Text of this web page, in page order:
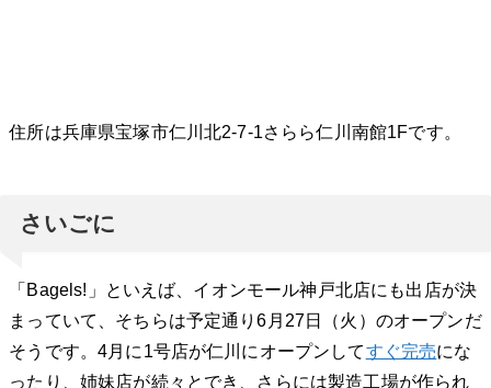
住所は兵庫県宝塚市仁川北2-7-1さらら仁川南館1Fです。
さいごに
「Bagels!」といえば、イオンモール神戸北店にも出店が決
まっていて、そちらは予定通り6月27日（火）のオープンだ
そうです。4月に1号店が仁川にオープンしてすぐ完売にな
ったり、姉妹店が続々とでき、さらには製造工場が作られ